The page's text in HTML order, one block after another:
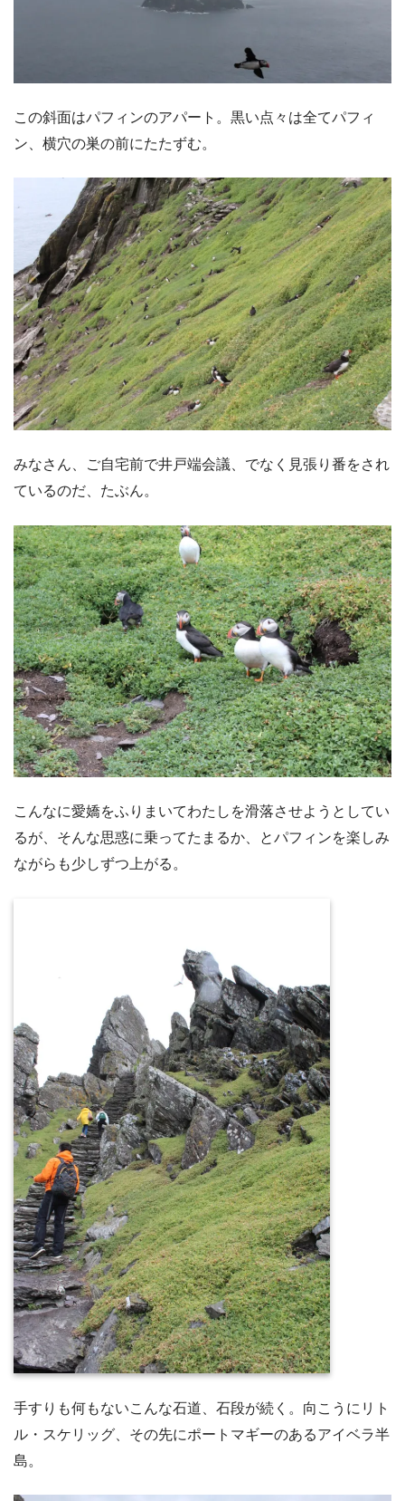
この斜面はパフィンのアパート。黒い点々は全てパフィ
ン、横穴の巣の前にたたずむ。
みなさん、ご自宅前で井戸端会議、でなく見張り番をされ
ているのだ、たぶん。
こんなに愛嬌をふりまいてわたしを滑落させようとしてい
るが、そんな思惑に乗ってたまるか、とパフィンを楽しみ
ながらも少しずつ上がる。
手すりも何もないこんな石道、石段が続く。向こうにリト
ル・スケリッグ、その先にポートマギーのあるアイベラ半
島。